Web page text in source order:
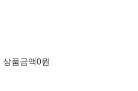
상품금액0원